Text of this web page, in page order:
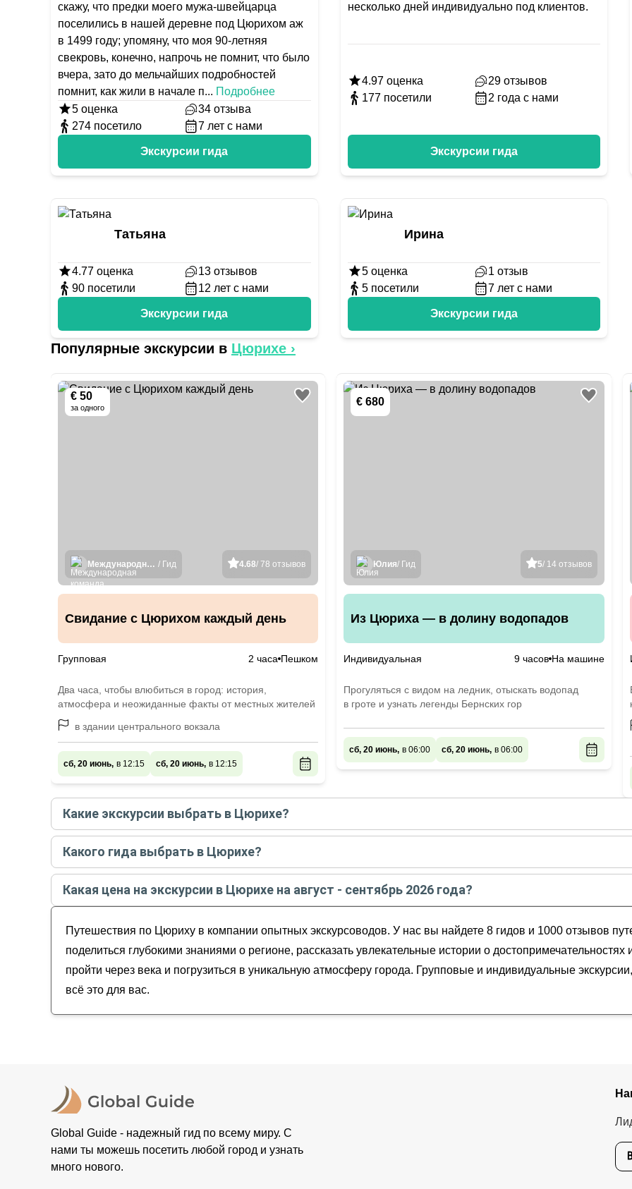
скажу, что предки моего мужа-швейцарца
поселились в нашей деревне под Цюрихом аж
в 1499 году; упомяну, что моя 90-летняя
свекровь, конечно, напрочь не помнит, что было
вчера, зато до мельчайших подробностей
помнит, как жили в начале п... Подробнее
5 оценка 34 отзыва
274 посетило 7 лет с нами
Экскурсии гида
несколько дней индивидуально под клиентов.
4.97оценка 29 отзывов
177 посетили 2 года с нами
Экскурсии гида
Татьяна
4.77 оценка 13 отзывов
90 посетили 12 лет с нами
Экскурсии гида
Ирина
5оценка 1 отзыв
5 посетили 7 лет с нами
Экскурсии гида
Популярные экскурсии в Цюрихе ›
€ 50
за одного
4.68/ 78 отзывов
Международная команда гидов / Гид
Свидание с Цюрихом каждый день
Групповая 2 часа Пешком
Два часа, чтобы влюбиться в город: история,
атмосфера и неожиданные факты от местных жителей
в здании центрального вокзала
сб, 20 июнь, в 12:15 сб, 20 июнь, в 12:15
€ 680
5/ 14 отзывов
Юлия/ Гид
Из Цюриха — в долину водопадов
Индивидуальная 9 часов На машине
Прогуляться с видом на ледник, отыскать водопад
в гроте и узнать легенды Бернских гор
сб, 20 июнь, в 06:00 сб, 20 июнь, в 06:00
Какие экскурсии выбрать в Цюрихе?
Самые популярные экскурсиив Цюрихев августе - сентябре 2026года:
Свидание с Цюрихом каждый день
Из Цюриха — в долину водопадов
Личное свидание с Цюрихом
Лихтенштейн + термальные источники: путешествие из Цюриха
Цюрих — путешествие во времени
Какого гида выбрать в Цюрихе?
Лучшие гидыв Цюрихепо рейтингу и отзывам вавгусте 2026 года:
Алексей
Юлия
Юлия
Юлия
Какая цена на экскурсии в Цюрихе на август - сентябрь 2026 года?
Путешествия по Цюриху в компании опытных экскурсоводов. У нас вы найдете 8 гидов и 1000 отзывов
поделиться глубокими знаниями о регионе, рассказать увлекательные истории о
пройти через века и погрузиться в уникальную атмосферу города. Групповые и индивидуальные
всё это для вас.
Global Guide - надежный гид по всему миру. С
нами ты можешь посетить любой город и узнать
много нового.